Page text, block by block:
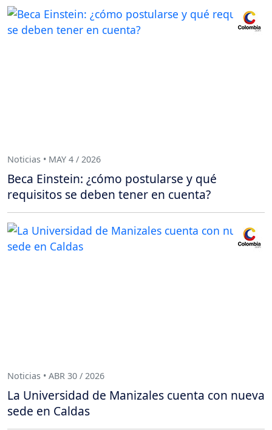
Noticias • MAY 4 / 2026
Beca Einstein: ¿cómo postularse y qué
requisitos se deben tener en cuenta?
Noticias • ABR 30 / 2026
La Universidad de Manizales cuenta con nueva
sede en Caldas